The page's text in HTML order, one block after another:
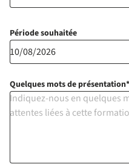
Période souhaitée
Quelques mots de présentation